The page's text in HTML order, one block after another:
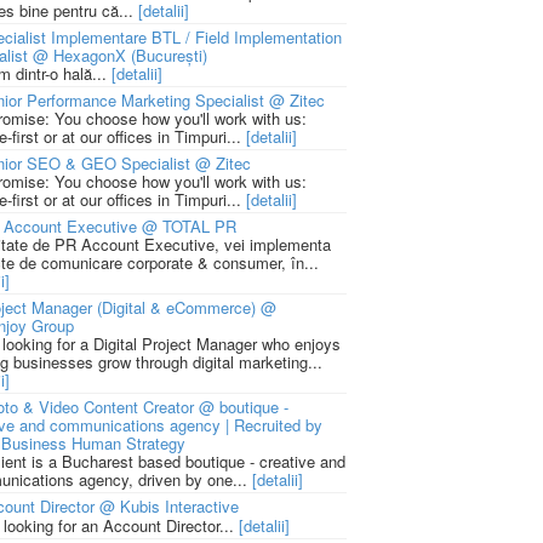
bine pentru că... [detalii]
Implementare BTL / Field Implementation
@ HexagonX (București)
dintr-o hală... [detalii]
Performance Marketing Specialist @ Zitec
You choose how you'll work with us:
first or at our offices in Timpuri... [detalii]
SEO & GEO Specialist @ Zitec
You choose how you'll work with us:
first or at our offices in Timpuri... [detalii]
Executive @ TOTAL PR
de PR Account Executive, vei implementa
de comunicare corporate & consumer, în...
Manager (Digital & eCommerce) @
Group
for a Digital Project Manager who enjoys
businesses grow through digital marketing...
& Video Content Creator @ boutique -
and communications agency | Recruited by
Human Strategy
is a Bucharest based boutique - creative and
agency, driven by one... [detalii]
Director @ Kubis Interactive
looking for an Account Director... [detalii]